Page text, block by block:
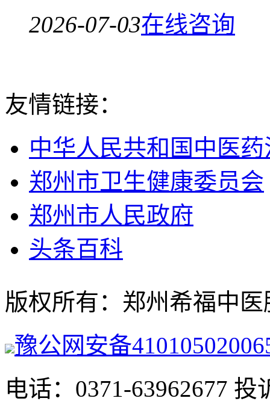
2026-07-03在线咨询
友情链接：
中华人民共和国中医药
郑州市卫生健康委员会
郑州市人民政府
头条百科
版权所有：郑州希福中
豫公网安备
电话：0371-63962677 投